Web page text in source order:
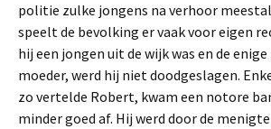
politie zulke jongens na verhoor
speelt de bevolking er vaak voor eigen
hij een jongen uit de wijk was en de
moeder, werd hij niet doodgeslagen.
zo vertelde Robert, kwam een notore
minder goed af. Hij werd door de